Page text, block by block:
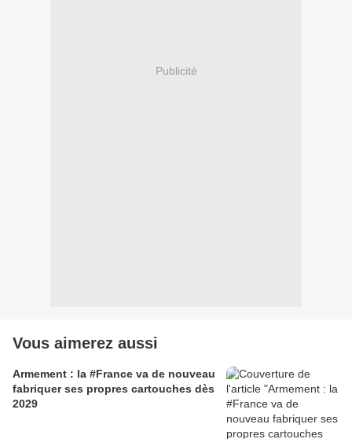
Publicité
Vous aimerez aussi
Armement : la #France va de nouveau
fabriquer ses propres cartouches dès
2029